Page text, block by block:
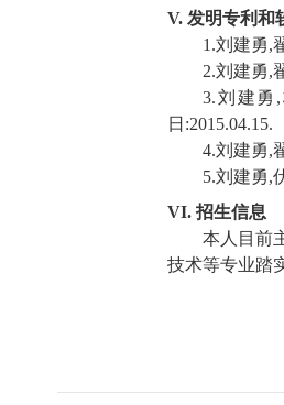
V. 发明专利和
1.刘建勇,
2.刘建勇,
3.刘建勇 ,
日 :2015.04.15.
4.刘建勇,
5.刘建勇,
VI. 招生信息
本人目前
技术等专业踏